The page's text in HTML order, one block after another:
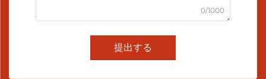
0/1000
提出する